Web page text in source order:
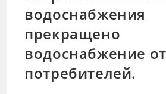
водоснабжения
прекращено
водоснабжение
потребителей.